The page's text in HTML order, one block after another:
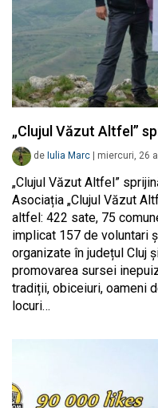
„Clujul Văzut Altfel”
de Iulia Marc miercuri, 26
„Clujul Văzut Altfel”
Asociația „Clujul Văzut
altfel: 422 sate, 75
implicat 157 de voluntari
organizate în județul Cluj
promovarea sursei
tradiții, obiceiuri, oameni
locuri…